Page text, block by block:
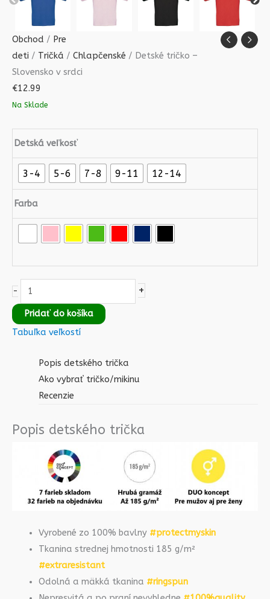
Obchod / Pre
deti / Tričká / Chlapčenské / Detské tričko –
Slovensko v srdci
€12.99
Na Sklade
Detská veľkosť
3-4 5-6 7-8 9-11 12-14
Farba
- +
Pridať do košíka
Tabuľka veľkostí
Popis detského trička
Ako vybrať tričko/mikinu
Recenzie
Popis detského trička
Vyrobené zo 100% bavlny #protectmyskin
Tkanina strednej hmotnosti 185 g/m²
#extraresistant
Odolná a mäkká tkanina #ringspun